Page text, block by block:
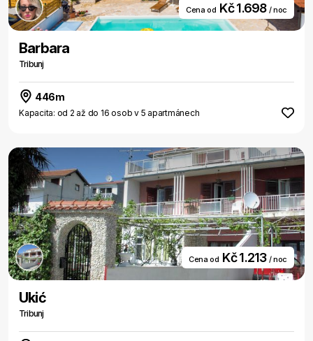
Cena od Kč 1.698 / noc
Barbara
Tribunj
446m
Kapacita: od 2 až do 16 osob v 5 apartmánech
Cena od Kč 1.213 / noc
Ukić
Tribunj